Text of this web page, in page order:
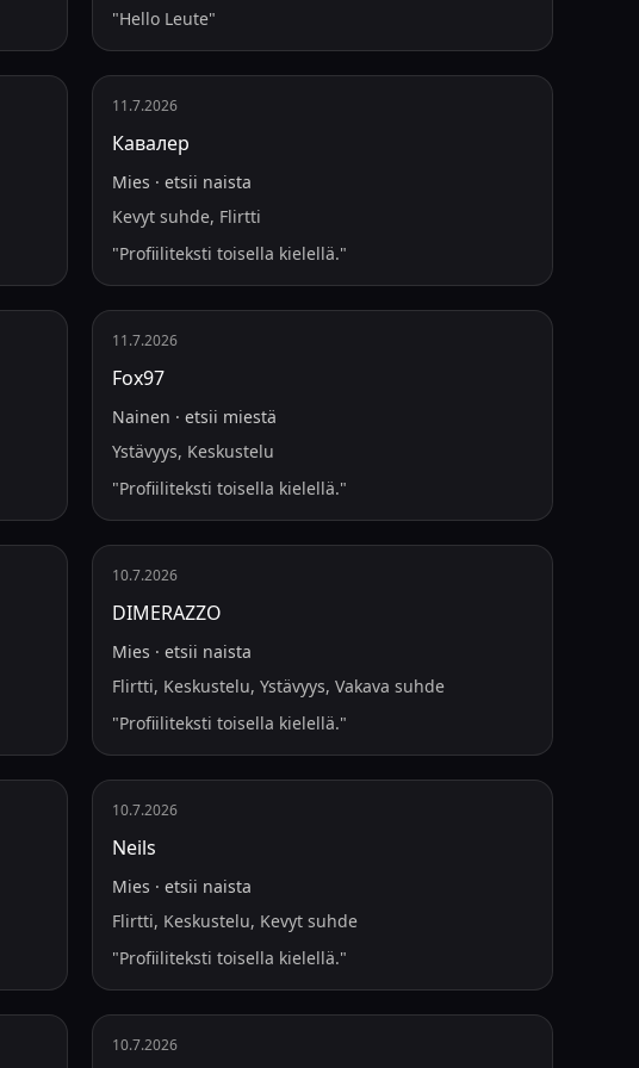
"Hello Leute"
11.7.2026
Кавалер
Mies ·etsii naista
Kevyt suhde, Flirtti
"Profiiliteksti toisella kielellä."
11.7.2026
Fox97
Nainen ·etsii miestä
Ystävyys, Keskustelu
"Profiiliteksti toisella kielellä."
10.7.2026
DIMERAZZO
Mies ·etsii naista
Flirtti, Keskustelu, Ystävyys, Vakava suhde
"Profiiliteksti toisella kielellä."
10.7.2026
Neils
Mies ·etsii naista
Flirtti, Keskustelu, Kevyt suhde
"Profiiliteksti toisella kielellä."
10.7.2026